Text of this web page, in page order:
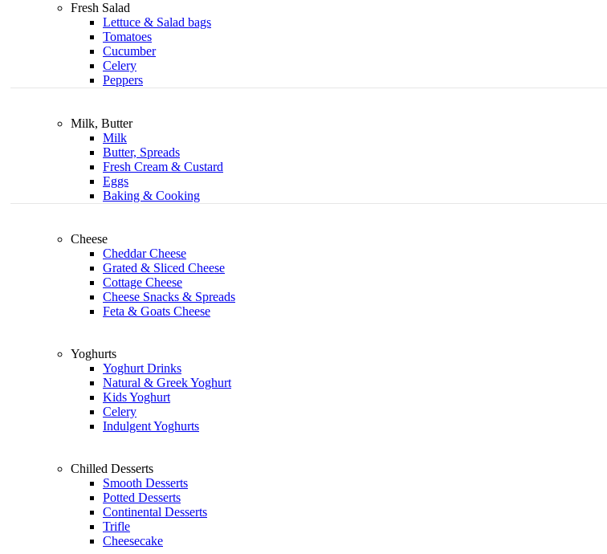
Fresh Salad
Lettuce & Salad bags
Tomatoes
Cucumber
Celery
Peppers
Milk, Butter
Milk
Butter, Spreads
Fresh Cream & Custard
Eggs
Baking & Cooking
Cheese
Cheddar Cheese
Grated & Sliced Cheese
Cottage Cheese
Cheese Snacks & Spreads
Feta & Goats Cheese
Yoghurts
Yoghurt Drinks
Natural & Greek Yoghurt
Kids Yoghurt
Celery
Indulgent Yoghurts
Chilled Desserts
Smooth Desserts
Potted Desserts
Continental Desserts
Trifle
Cheesecake